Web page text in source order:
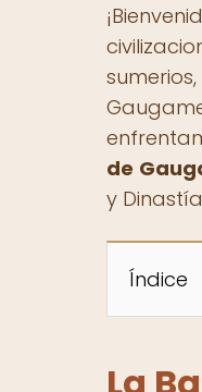
de
y
Índice